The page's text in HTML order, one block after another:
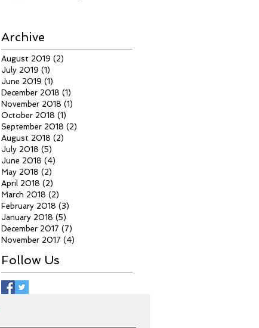
Archive
August 2019 (2)
July 2019 (1)
June 2019 (1)
December 2018 (1)
November 2018 (1)
October 2018 (1)
September 2018 (2)
August 2018 (2)
July 2018 (5)
June 2018 (4)
May 2018 (2)
April 2018 (2)
March 2018 (2)
February 2018 (3)
January 2018 (5)
December 2017 (7)
November 2017 (4)
Follow Us